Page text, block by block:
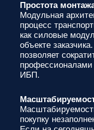
Простота
Модульная
процесс
как силовые
объекте
позволяет
ИБП.
покупку